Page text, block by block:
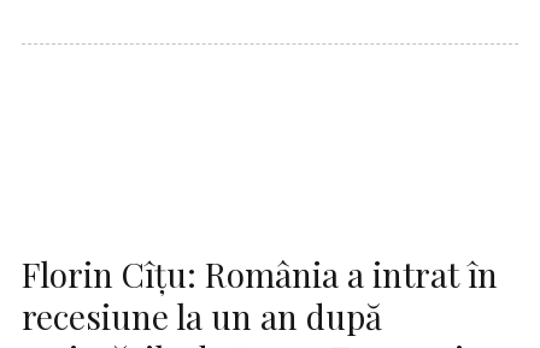
Florin Cîțu: România a intrat în
recesiune la un an după